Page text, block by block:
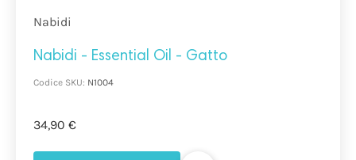
Nabidi
Nabidi - Essential Oil - Gatto
Codice SKU: N1004
34,90 €